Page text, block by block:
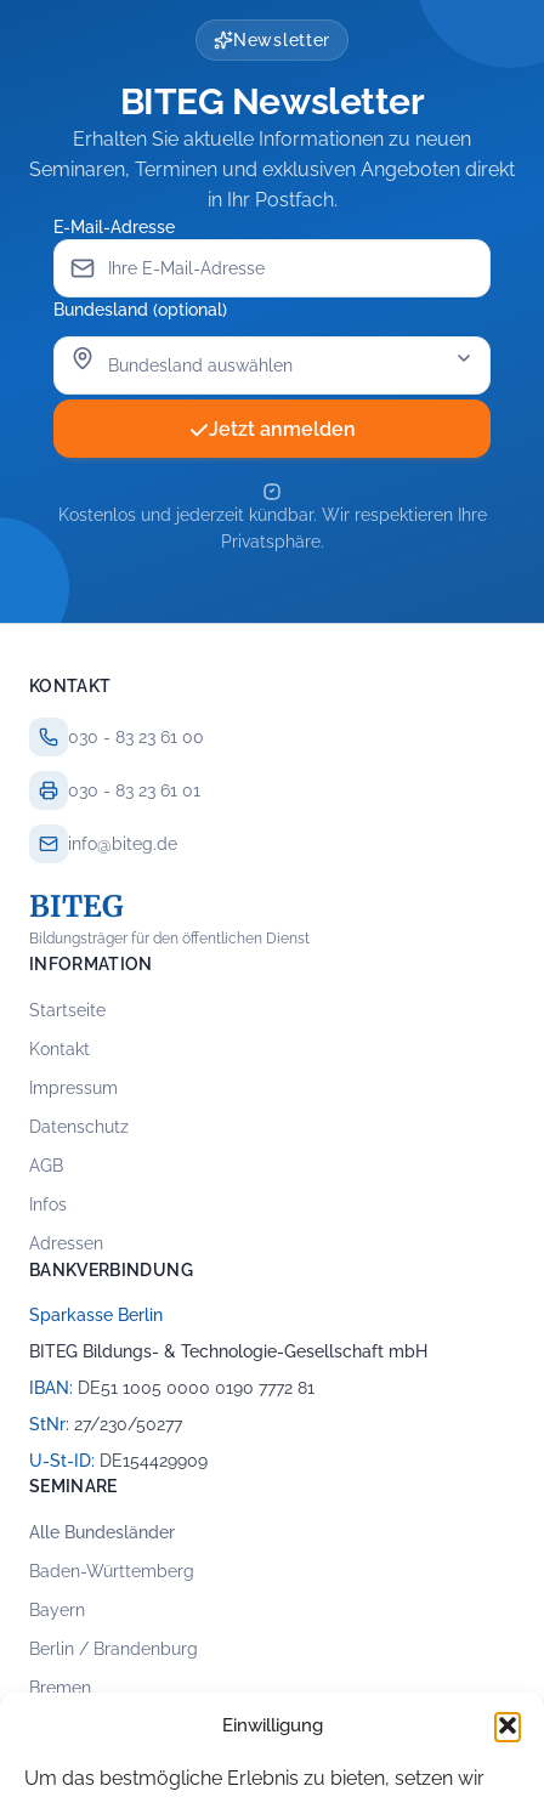
Einwilligung
Um das bestmögliche Erlebnis zu bieten, setzen wir
Newsletter
BITEG Newsletter
Erhalten Sie aktuelle Informationen zu neuen
Seminaren, Terminen und exklusiven Angeboten direkt
in Ihr Postfach.
E-Mail-Adresse
Bundesland (optional)
Jetzt anmelden
Kostenlos und jederzeit kündbar. Wir respektieren Ihre
Privatsphäre.
KONTAKT
030 - 83 23 61 00
030 - 83 23 61 01
info@biteg.de
BITEG
Bildungsträger für den öffentlichen Dienst
INFORMATION
Startseite
Kontakt
Impressum
Datenschutz
AGB
Infos
Adressen
BANKVERBINDUNG
Sparkasse Berlin
BITEG Bildungs- & Technologie-Gesellschaft mbH
IBAN: DE51 1005 0000 0190 7772 81
StNr: 27/230/50277
U-St-ID: DE154429909
SEMINARE
Alle Bundesländer
Baden-Württemberg
Bayern
Berlin / Brandenburg
Bremen